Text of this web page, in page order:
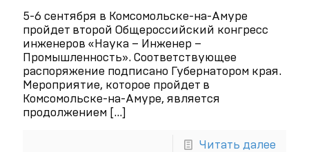
5-6 сентября в Комсомольске-на-Амуре
пройдет второй Общероссийский конгресс
инженеров «Наука – Инженер –
Промышленность». Соответствующее
распоряжение подписано Губернатором края.
Мероприятие, которое пройдет в
Комсомольске-на-Амуре, является
продолжением […]
Читать далее